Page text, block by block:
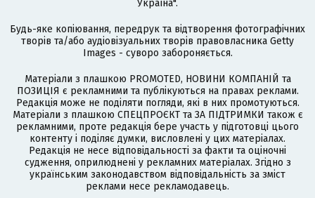
Україна".
Будь-яке копіювання, передрук та відтворення фотографічних
творів та/або аудіовізуальних творів правовласника Getty
Images - суворо забороняється.
Матеріали з плашкою PROMOTED, НОВИНИ КОМПАНІЙ та
ПОЗИЦІЯ є рекламними та публікуються на правах реклами.
Редакція може не поділяти погляди, які в них промотуються.
Матеріали з плашкою СПЕЦПРОЄКТ та ЗА ПІДТРИМКИ також є
рекламними, проте редакція бере участь у підготовці цього
контенту і поділяє думки, висловлені у цих матеріалах.
Редакція не несе відповідальності за факти та оціночні
судження, оприлюднені у рекламних матеріалах. Згідно з
українським законодавством відповідальність за зміст
реклами несе рекламодавець.